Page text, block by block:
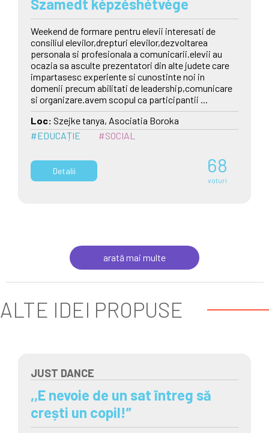
Szamedt képzéshétvége
Weekend de formare pentru elevii interesati de
consiliul elevilor,drepturi elevilor,dezvoltarea
personala si profesionala a comunicarii.elevii au
ocazia sa asculte prezentatori din alte judete care
impartasesc experiente si cunostinte noi in
domenii precum abilitati de leadership,comunicare
si organizare.avem scopul ca participantii ...
Loc: Szejke tanya, Asociatia Boroka
#EDUCAȚIE
#SOCIAL
Detalii 68
voturi
arată mai multe
ALTE IDEI PROPUSE
JUST DANCE
,,E nevoie de un sat întreg să
crești un copil!”